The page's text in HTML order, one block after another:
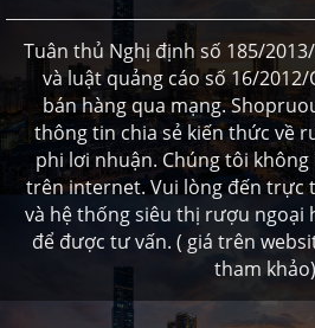
Tuân thủ Nghị định số 185/
và luật quảng cáo số 16/
bán hàng qua mạng.
thông tin chia sẻ kiến thức về
phi lơi nhuận. Chúng tôi
trên internet. Vui lòng đến trực
và hệ thống siêu thị rượu ngoại
để được tư vấn. ( giá trên
tham khảo)